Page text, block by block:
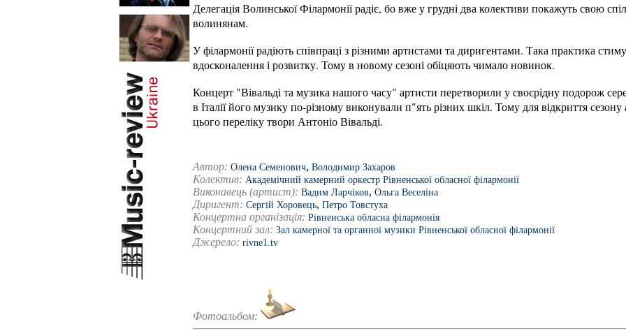
Делегація Волинської Філармонії радіє, бо вже у грудні два колективи покажуть свою
волинянам.
У філармонії радіють співпраці з різними артистами та диригентами. Така практика
вдосконалення і розвитку. Тому в новому сезоні обіцяють чимало новинок.
Концерт "Вівальді та музика нашого часу" артисти перетворили у своєрідну подорож
в Італії його музику по-різному виконували п"ять різних шкіл. Тому для відкриття
цього переліку твори Антоніо Вівальді.
Автор: Олена Семенович, Володимир Захаров
Колектив: Академічний камерний оркестр Рівненської обласної філармонії
Виконавець (артист): Вадим Ларчіков, Ольга Веселіна
Диригент: Сергій Хоровець, Петро Товстуха
Концертна організація: Рівненська обласна філармонія
Концертний зал: Зал камерної та органної музики Рівненської обласної філармонії
Джерело: rivne1.tv
Фотоальбом: